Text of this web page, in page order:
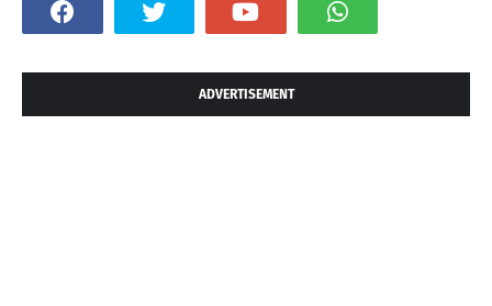
ADVERTISEMENT